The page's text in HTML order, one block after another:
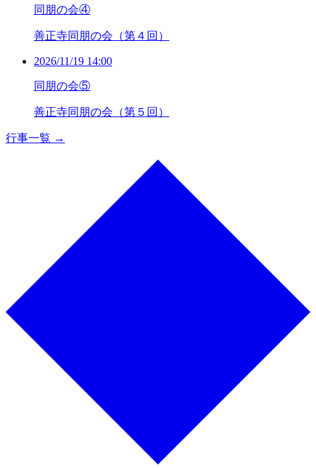
同朋の会④
善正寺同朋の会（第４回）
2026/11/19 14:00
同朋の会⑤
善正寺同朋の会（第５回）
行事一覧 →